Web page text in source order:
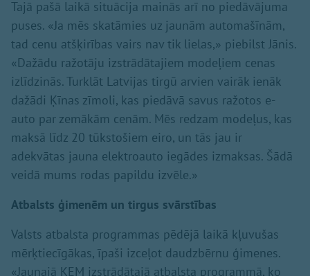
Tajā pašā laikā situācija mainās arī no piedāvājuma
puses. «Ja mēs skatāmies uz jaunām automašīnām,
tad cenu atšķirības vairs nav tik lielas,» piebilst Jānis.
«Dažādu ražotāju izstrādātajiem modeļiem cenas
izlīdzinās. Turklāt Latvijas tirgū arvien vairāk ienāk
dažādi Ķīnas zīmoli, kas piedāvā savus ražotos e-
auto par zemākām cenām. Mēs redzam modeļus, kas
maksā līdz 20 tūkstošiem eiro, un tās jau ir
adekvātas jauna elektroauto iegādes izmaksas. Šādā
veidā mums rodas papildu izvēle.»
Atbalsts ģimenēm un tirgus svārstības
Valsts atbalsta programmas pēdējā laikā kļuvušas
mērķtiecīgākas, īpaši izceļot daudzbērnu ģimenes.
«Jaunajā KEM izstrādātajā atbalsta programmā, ko